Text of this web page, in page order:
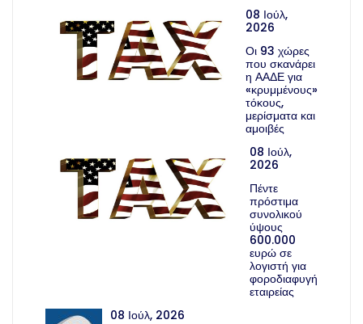
08 Ιούλ,
2026
Οι 93 χώρες
που σκανάρει
η ΑΑΔΕ για
«κρυμμένους»
τόκους,
μερίσματα και
αμοιβές
08 Ιούλ,
2026
Πέντε
πρόστιμα
συνολικού
ύψους
600.000
ευρώ σε
λογιστή για
φοροδιαφυγή
εταιρείας
08 Ιούλ, 2026